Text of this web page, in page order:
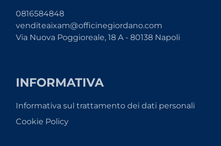
0816584848
venditeaixam@officinegiordano.com
Via Nuova Poggioreale, 18 A - 80138 Napoli
INFORMATIVA
Informativa sul trattamento dei dati personali
Cookie Policy